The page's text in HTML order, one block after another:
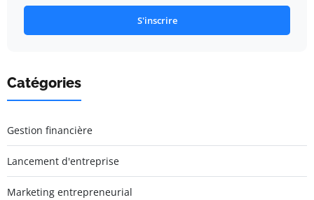
S'inscrire
Catégories
Gestion financière
Lancement d'entreprise
Marketing entrepreneurial